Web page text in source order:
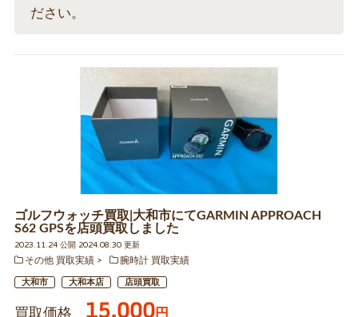
ださい。
ゴルフウォッチ買取|大和市にてGARMIN APPROACH
S62 GPSを店頭買取しました
2023.11.24 公開 2024.08.30 更新
その他 買取実績
腕時計 買取実績
大和市 大和本店 店頭買取
買取価格 15,000円